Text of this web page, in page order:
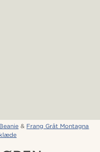
& Frang Gråt Montagna